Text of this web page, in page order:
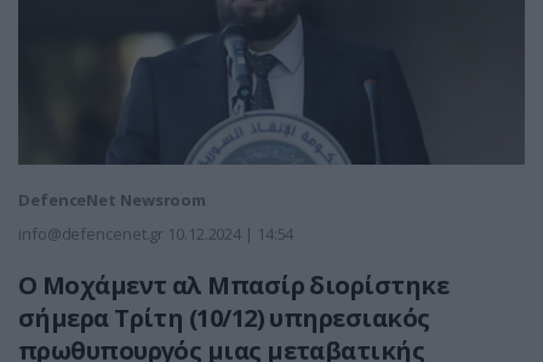
DefenceNet Newsroom
info@defencenet.gr 10.12.2024 | 14:54
Ο Μοχάμεντ αλ Μπασίρ διορίστηκε
σήμερα Τρίτη (10/12) υπηρεσιακός
πρωθυπουργός μιας μεταβατικής